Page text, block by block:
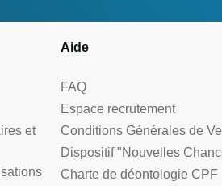
et
Aide
FAQ
Espace recrutement
Conditions Générales de
Dispositif "Nouvelles
Charte de déontologie CPF